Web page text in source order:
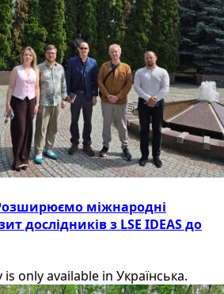
міжнародні
дослідників з LSE IDEAS до
only available in Українська.